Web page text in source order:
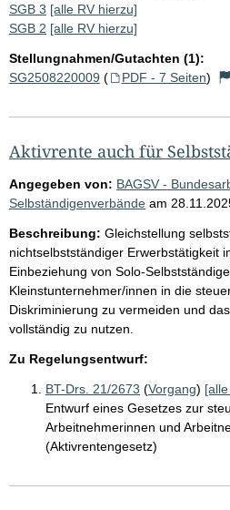
SGB 3 [alle RV hierzu]
SGB 2 [alle RV hierzu]
Stellungnahmen/Gutachten (1):
SG2508220009 ( PDF - 7 Seiten)
Aktivrente auch für
Angegeben von: BAGSV -
Selbständigenverbände am
Beschreibung: Gleichstellung
nichtselbstständiger Erwerbstätigkeit
Einbeziehung von Solo-
Kleinstunternehmer/innen in die
Diskriminierung zu vermeiden und
vollständig zu nutzen.
Zu Regelungsentwurf:
BT-Drs. 21/2673 (Vorgang)
Entwurf eines Gesetzes zur
Arbeitnehmerinnen und
(Aktivrentengesetz)